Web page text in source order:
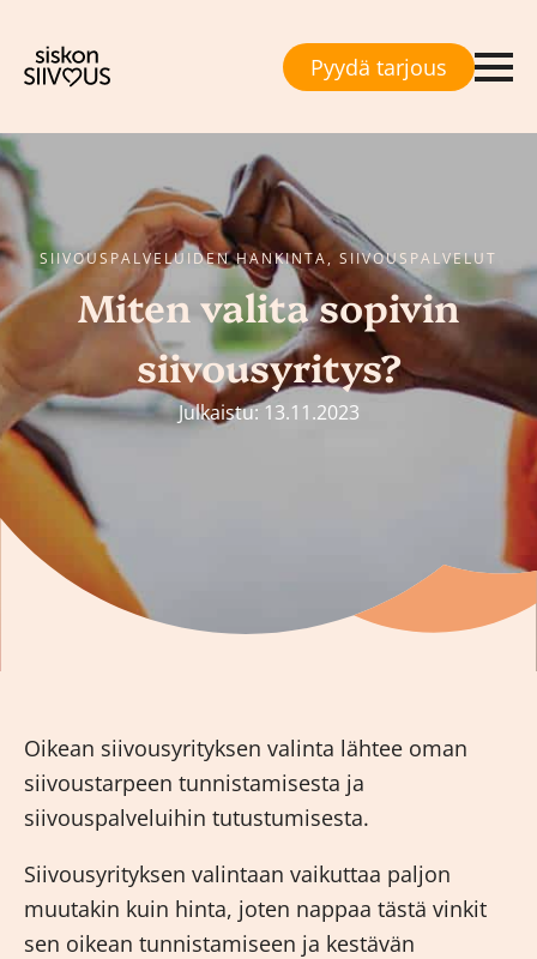
Pyydä tarjous
SIIVOUSPALVELUIDEN HANKINTA, SIIVOUSPALVELUT
Miten valita sopivin
siivousyritys?
Julkaistu: 13.11.2023
Oikean siivousyrityksen valinta lähtee oman
siivoustarpeen tunnistamisesta ja
siivouspalveluihin tutustumisesta.
Siivousyrityksen valintaan vaikuttaa paljon
muutakin kuin hinta, joten nappaa tästä vinkit
sen oikean tunnistamiseen ja kestävän